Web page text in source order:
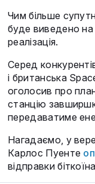
Чим більше
буде виведено
реалізація.
Серед
і британська
оголосив про
станцію
передаватиме
Нагадаємо, у
Карлос Пуенте
відправки